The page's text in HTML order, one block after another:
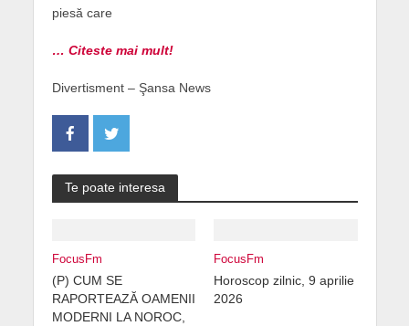
piesă care
… Citeste mai mult!
Divertisment – Şansa News
Te poate interesa
FocusFm
(P) CUM SE
RAPORTEAZĂ OAMENII
MODERNI LA NOROC,
FocusFm
Horoscop zilnic, 9 aprilie
2026